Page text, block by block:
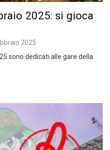
2025: si gioca
2025
sono dedicati alle gare della